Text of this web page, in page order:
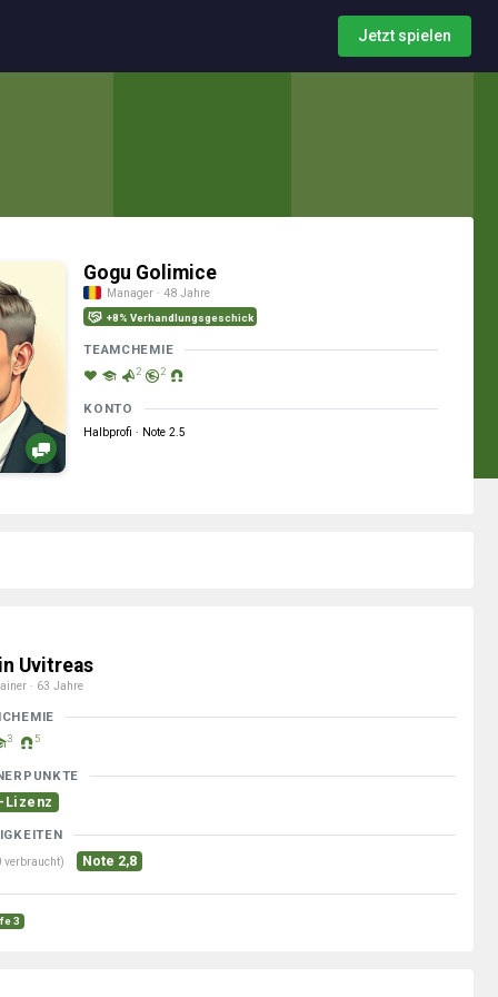
Jetzt spielen
Gogu Golimice
Manager · 48 Jahre
+8% Verhandlungsgeschick
TEAMCHEMIE
2 2
KONTO
Halbprofi · Note 2.5
Uvitreas
· 63 Jahre
3 5
Lizenz
verbraucht) Note 2,8
3